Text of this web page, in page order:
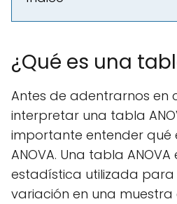
¿Qué es una
Antes de adentrarnos en
interpretar una tabla
importante entender qué
ANOVA. Una tabla
estadística utilizada para
variación en una muestra